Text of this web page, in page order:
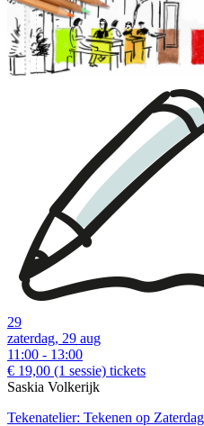
29
zaterdag, 29 aug
11:00 - 13:00
€ 19,00 (1 sessie) tickets
Saskia Volkerijk
Tekenatelier: Tekenen op